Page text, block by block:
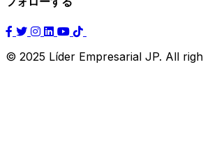
© 2025 Líder Empresarial JP. All